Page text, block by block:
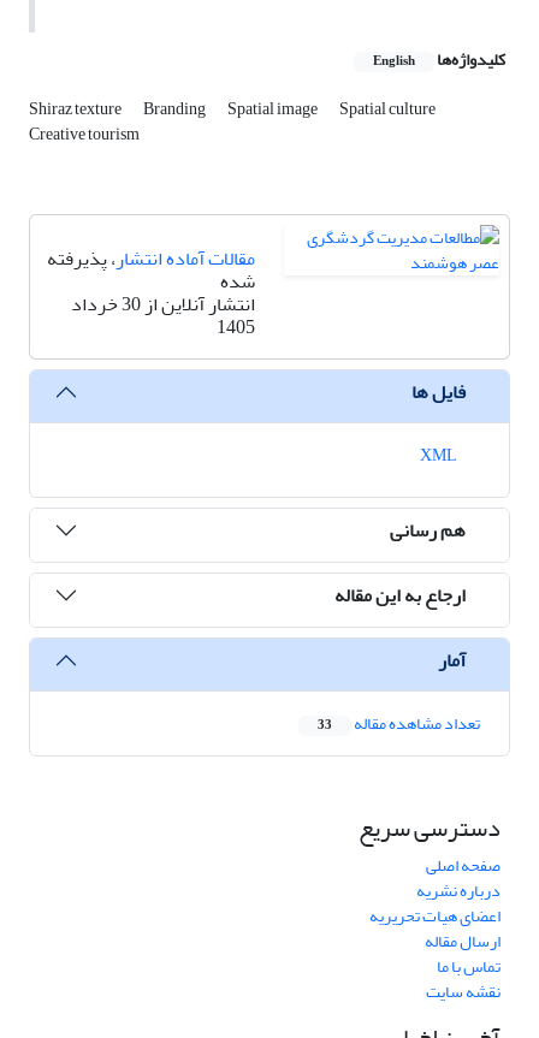
کلیدواژه‌ها English
Shiraz texture Branding Spatial image Spatial culture
Creative tourism
مقالات آماده انتشار، پذیرفته
شده
انتشار آنلاین از 30 خرداد
1405
فایل ها
هم رسانی
ارجاع به این مقاله
آمار
تعداد مشاهده مقاله 33
دسترسی سریع
صفحه اصلی
درباره نشریه
اعضای هیات تحریریه
ارسال مقاله
تماس با ما
نقشه سایت